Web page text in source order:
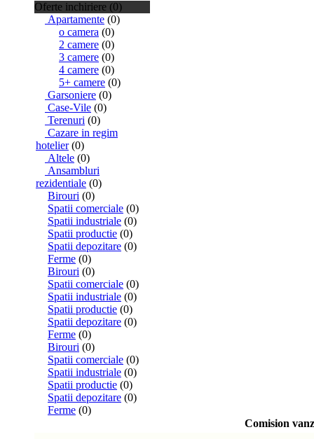
Oferte inchiriere (0)
Apartamente (0)
o camera (0)
2 camere (0)
3 camere (0)
4 camere (0)
5+ camere (0)
Garsoniere (0)
Case-Vile (0)
Terenuri (0)
Cazare in regim
hotelier(0)
Altele (0)
Ansambluri
rezidentiale (0)
Birouri (0)
Spatii comerciale (0)
Spatii industriale (0)
Spatii productie (0)
Spatii depozitare (0)
Ferme (0)
Birouri (0)
Spatii comerciale (0)
Spatii industriale (0)
Spatii productie (0)
Spatii depozitare (0)
Ferme (0)
Birouri (0)
Spatii comerciale (0)
Spatii industriale (0)
Spatii productie (0)
Spatii depozitare (0)
Ferme (0)
Comision